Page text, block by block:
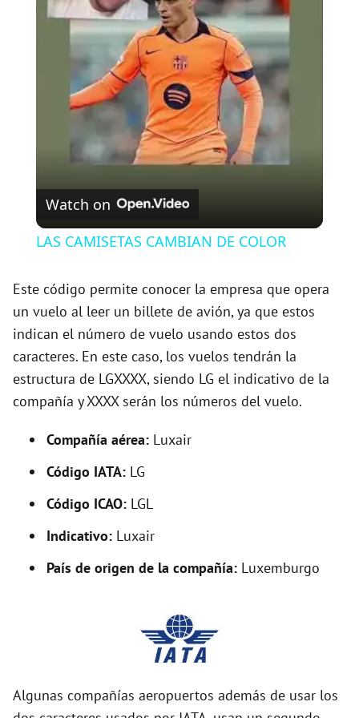
l
a
y
V
i
d
e
o
Watch on
LAS CAMISETAS CAMBIAN DE COLOR
Este código permite conocer la empresa que opera
un vuelo al leer un billete de avión, ya que estos
indican el número de vuelo usando estos dos
caracteres. En este caso, los vuelos tendrán la
estructura de LGXXXX, siendo LG el indicativo de la
compañía y XXXX serán los números del vuelo.
Compañía aérea: Luxair
Código IATA: LG
Código ICAO: LGL
Indicativo: Luxair
País de origen de la compañía: Luxemburgo
Algunas compañías aeropuertos además de usar los